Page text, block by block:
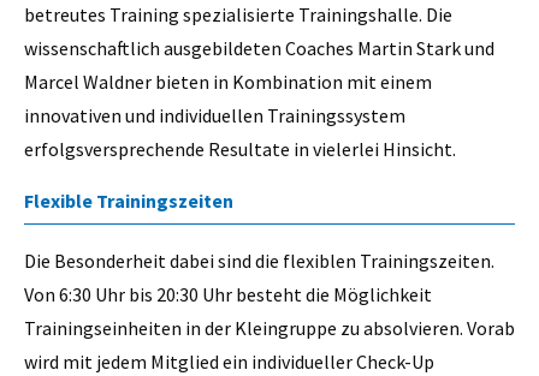
betreutes Training spezialisierte Trainingshalle. Die
wissenschaftlich ausgebildeten Coaches Martin Stark und
Marcel Waldner bieten in Kombination mit einem
innovativen und individuellen Trainingssystem
erfolgsversprechende Resultate in vielerlei Hinsicht.
Flexible Trainingszeiten
Die Besonderheit dabei sind die flexiblen Trainingszeiten.
Von 6:30 Uhr bis 20:30 Uhr besteht die Möglichkeit
Trainingseinheiten in der Kleingruppe zu absolvieren. Vorab
wird mit jedem Mitglied ein individueller Check-Up